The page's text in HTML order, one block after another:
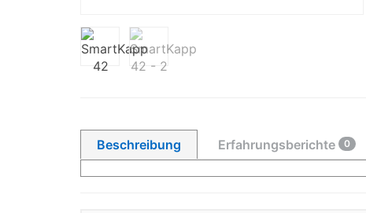
Beschreibung Erfahrungsberichte 0